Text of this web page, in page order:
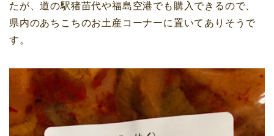
たが、道の駅猪苗代や福島空港でも購入できるので、
県内のあちこちのお土産コーナーに置いてありそうで
す。